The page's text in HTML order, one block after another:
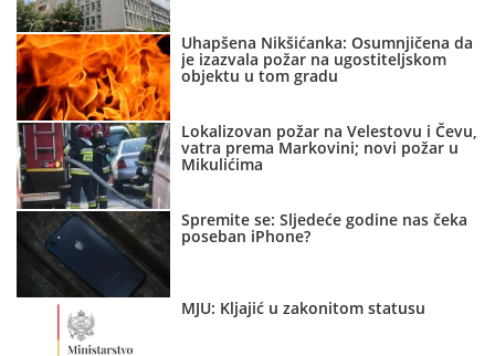
Uhapšena Nikšićanka: Osumnjičena da
je izazvala požar na ugostiteljskom
objektu u tom gradu
Lokalizovan požar na Velestovu i Čevu,
vatra prema Markovini; novi požar u
Mikulićima
Spremite se: Sljedeće godine nas čeka
poseban iPhone?
MJU: Kljajić u zakonitom statusu